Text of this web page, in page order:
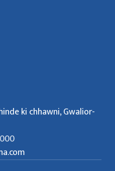
ki chhawni, Gwalior-